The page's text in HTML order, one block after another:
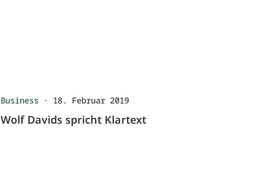
Business · 18. Februar 2019
Wolf Davids spricht Klartext